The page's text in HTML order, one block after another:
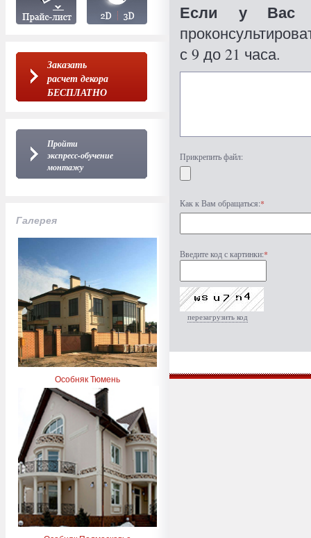
Заказать
расчет декора
БЕСПЛАТНО
Пройти
экспресс-обучение
монтажу
Галерея
Особняк Тюмень
Если у Вас
с 9 до 21 часа.
Прикрепить файл:
Как к Вам обращаться:*
Введите код с картинки:*
перезагрузить код